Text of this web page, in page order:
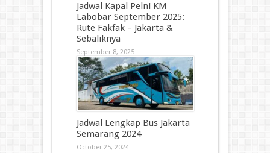
Jadwal Kapal Pelni KM
Labobar September 2025:
Rute Fakfak – Jakarta &
Sebaliknya
September 8, 2025
Jadwal Lengkap Bus Jakarta
Semarang 2024
October 25, 2024